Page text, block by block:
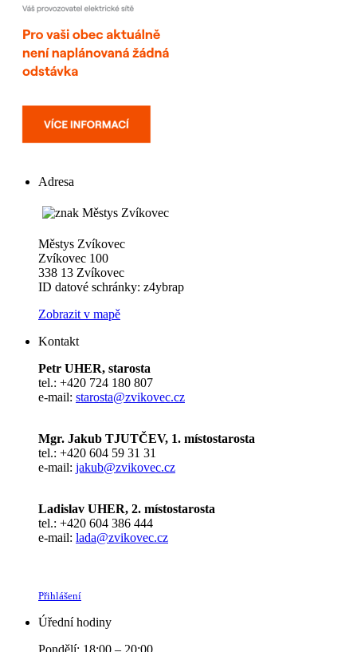
Adresa
Městys Zvíkovec
Zvíkovec 100
338 13 Zvíkovec
ID datové schránky: z4ybrap
Zobrazit v mapě
Kontakt
Petr UHER, starosta
tel.: +420 724 180 807
e-mail: starosta@zvikovec.cz
Mgr. Jakub TJUTČEV, 1. místostarosta
tel.: +420 604 59 31 31
e-mail: jakub@zvikovec.cz
Ladislav UHER, 2. místostarosta
tel.: +420 604 386 444
e-mail: lada@zvikovec.cz
Přihlášení
Úřední hodiny